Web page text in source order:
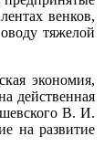
венков,
тяжелой
экономия,
действенная
В. И.
на развитие